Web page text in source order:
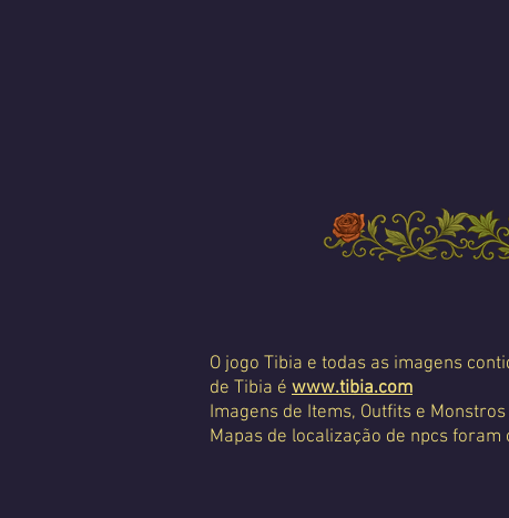
O jogo Tibia e todas as imagens
de Tibia é www.tibia.com
Imagens de Items, Outfits e
Mapas de localização de npcs